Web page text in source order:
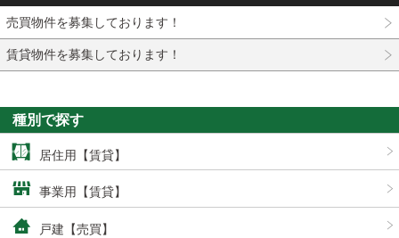
売買物件を募集しております！
賃貸物件を募集しております！
種別で探す
居住用【賃貸】
事業用【賃貸】
戸建【売買】